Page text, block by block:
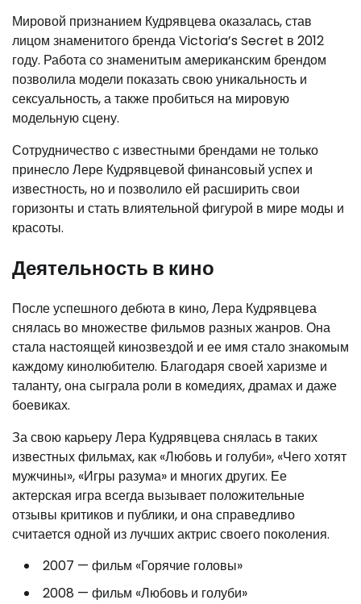
Мировой признанием Кудрявцева оказалась, став
лицом знаменитого бренда Victoria’s Secret в 2012
году. Работа со знаменитым американским брендом
позволила модели показать свою уникальность и
сексуальность, а также пробиться на мировую
модельную сцену.
Сотрудничество с известными брендами не только
принесло Лере Кудрявцевой финансовый успех и
известность, но и позволило ей расширить свои
горизонты и стать влиятельной фигурой в мире моды и
красоты.
Деятельность в кино
После успешного дебюта в кино, Лера Кудрявцева
снялась во множестве фильмов разных жанров. Она
стала настоящей кинозвездой и ее имя стало знакомым
каждому кинолюбителю. Благодаря своей харизме и
таланту, она сыграла роли в комедиях, драмах и даже
боевиках.
За свою карьеру Лера Кудрявцева снялась в таких
известных фильмах, как «Любовь и голуби», «Чего хотят
мужчины», «Игры разума» и многих других. Ее
актерская игра всегда вызывает положительные
отзывы критиков и публики, и она справедливо
считается одной из лучших актрис своего поколения.
2007 — фильм «Горячие головы»
2008 — фильм «Любовь и голуби»